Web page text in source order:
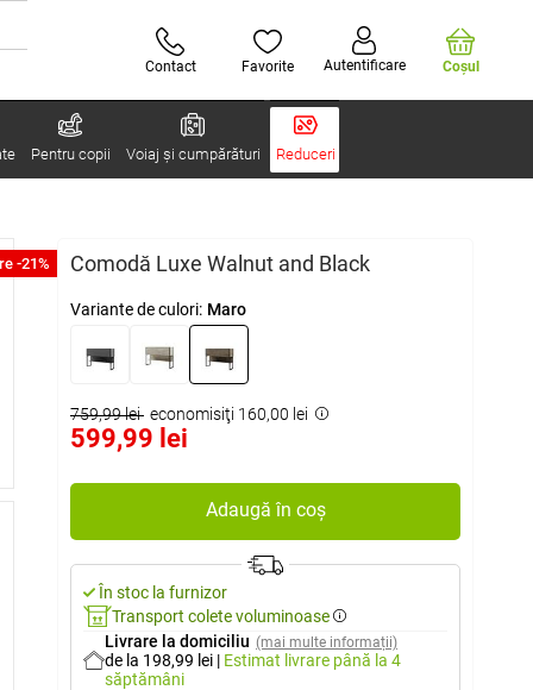
Contact Favorite Autentificare Coşul
Pentru copii Voiaj și cumpărături Reduceri
-21% Comodă Luxe Walnut and Black
Variante de culori: Maro
759,99 lei economisiţi 160,00 lei
599,99 lei
Adaugă în coș
În stoc la furnizor
Transport colete voluminoase
Livrare la domiciliu (mai multe informații)
de la 198,99 lei | Estimat livrare până la 4
săptămâni